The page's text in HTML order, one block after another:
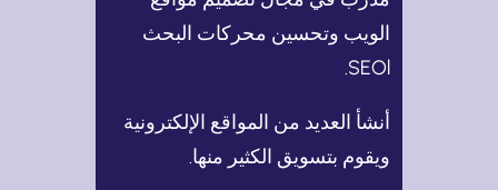
الويب وتحسين محركات البحث
SEOl.
أنشأ العديد من المواقع الإلكترونية
ويقوم بتسويق الكثير منها.